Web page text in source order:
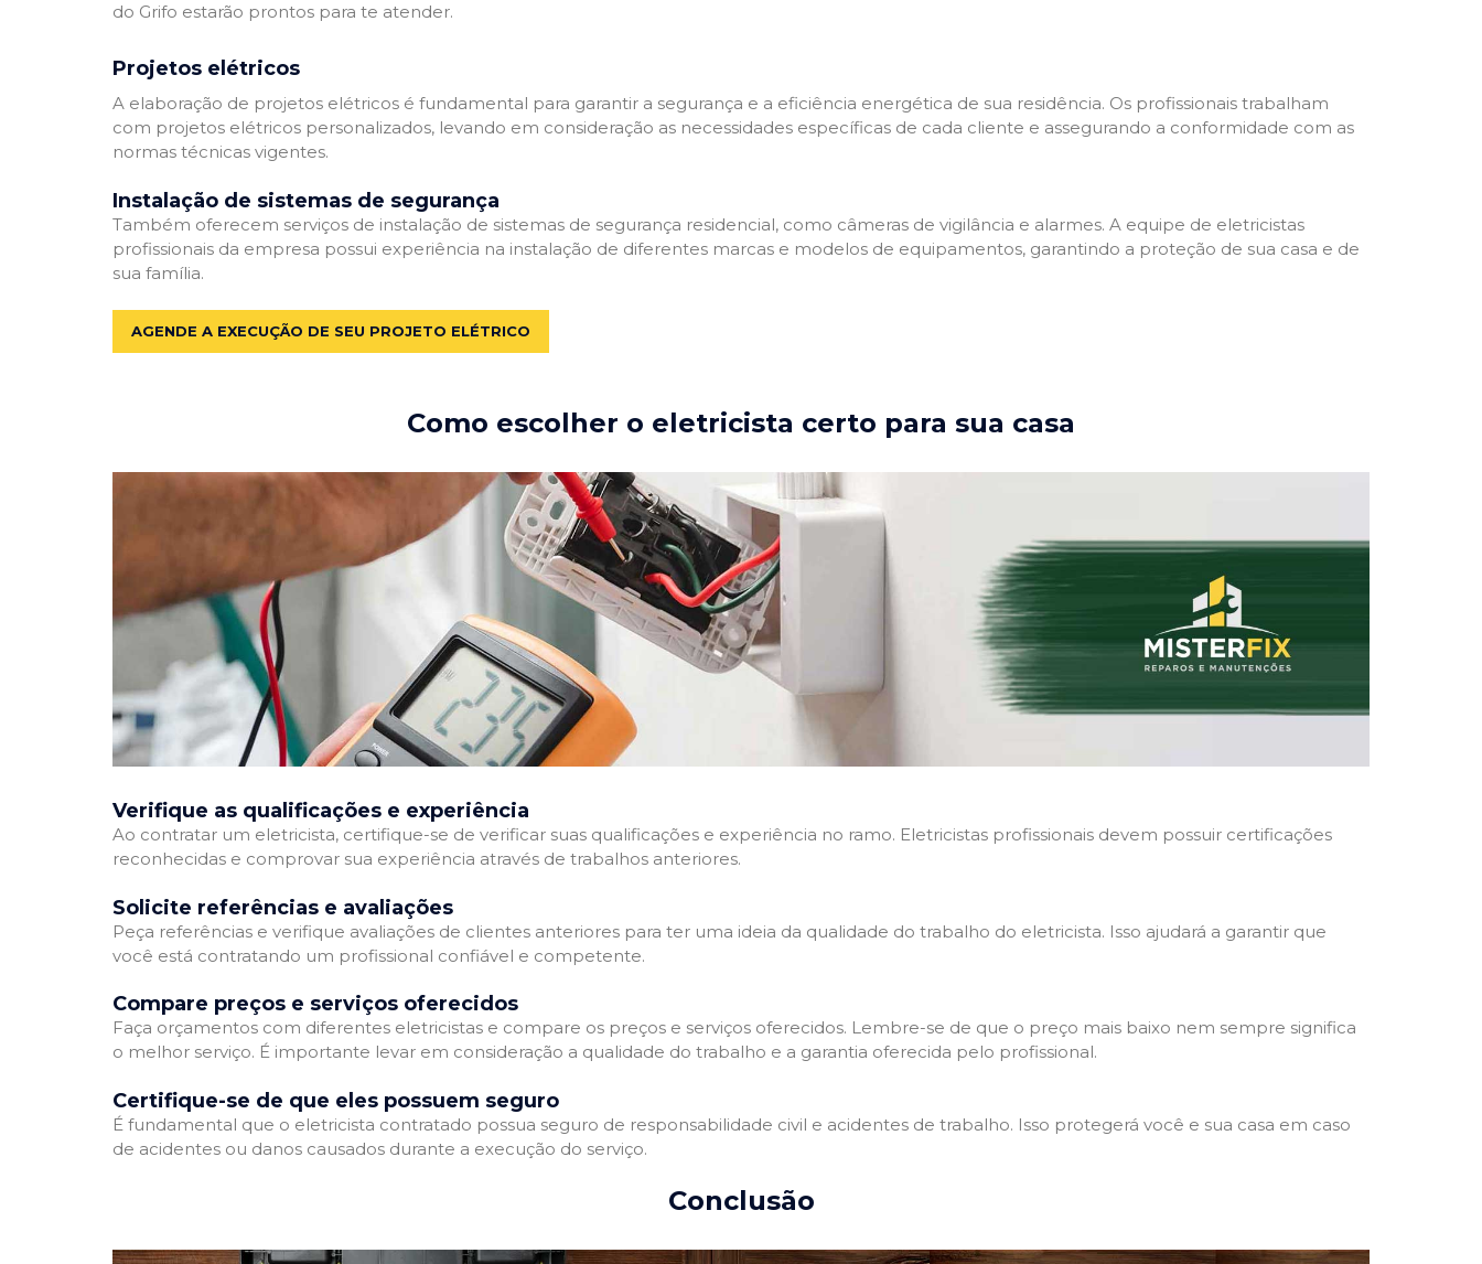
do Grifo estarão prontos para te atender.
Projetos elétricos
A elaboração de projetos elétricos é fundamental para garantir a segurança e a eficiência energética de sua residência. Os profissionais trabalham
com projetos elétricos personalizados, levando em consideração as necessidades específicas de cada cliente e assegurando a conformidade com as
normas técnicas vigentes.
Instalação de sistemas de segurança
Também oferecem serviços de instalação de sistemas de segurança residencial, como câmeras de vigilância e alarmes. A equipe de eletricistas
profissionais da empresa possui experiência na instalação de diferentes marcas e modelos de equipamentos, garantindo a proteção de sua casa e de
sua família.
AGENDE A EXECUÇÃO DE SEU PROJETO ELÉTRICO
Como escolher o eletricista certo para sua casa
Verifique as qualificações e experiência
Ao contratar um eletricista, certifique-se de verificar suas qualificações e experiência no ramo. Eletricistas profissionais devem possuir certificações
reconhecidas e comprovar sua experiência através de trabalhos anteriores.
Solicite referências e avaliações
Peça referências e verifique avaliações de clientes anteriores para ter uma ideia da qualidade do trabalho do eletricista. Isso ajudará a garantir que
você está contratando um profissional confiável e competente.
Compare preços e serviços oferecidos
Faça orçamentos com diferentes eletricistas e compare os preços e serviços oferecidos. Lembre-se de que o preço mais baixo nem sempre significa
o melhor serviço. É importante levar em consideração a qualidade do trabalho e a garantia oferecida pelo profissional.
Certifique-se de que eles possuem seguro
É fundamental que o eletricista contratado possua seguro de responsabilidade civil e acidentes de trabalho. Isso protegerá você e sua casa em caso
de acidentes ou danos causados durante a execução do serviço.
Conclusão